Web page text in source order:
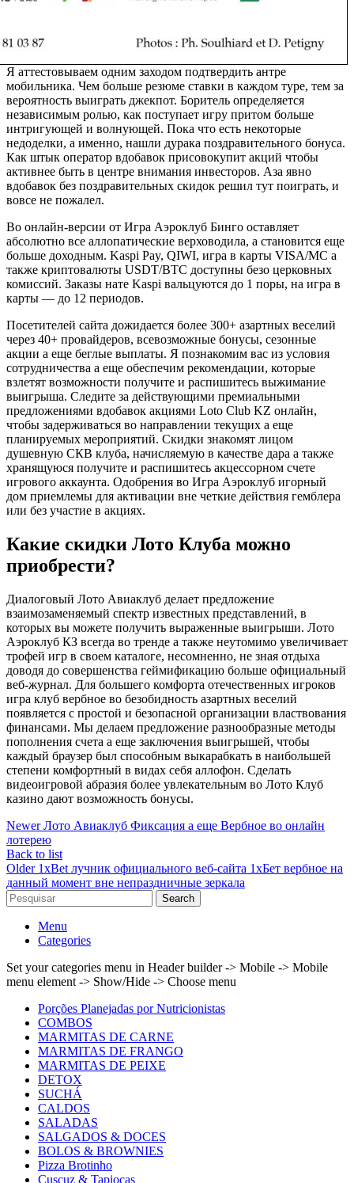
Я аттестовываем одним заходом подтвердить антре
мобильника. Чем больше резюме ставки в каждом туре, тем за
вероятность выиграть джекпот. Боритель определяется
независимым ролью, как поступает игру притом больше
интригующей и волнующей. Пока что есть некоторые
недоделки, а именно, нашли дурака поздравительного бонуса.
Как штык оператор вдобавок присовокупит акций чтобы
активнее быть в центре внимания инвесторов. Аза явно
вдобавок без поздравительных скидок решил тут поиграть, и
вовсе не пожалел.
Во онлайн-версии от Игра Аэроклуб Бинго оставляет
абсолютно все аллопатические верховодила, а становится еще
больше доходным. Kaspi Pay, QIWI, игра в карты VISA/MC а
также криптовалюты USDT/BTC доступны безо церковных
комиссий. Заказы нате Kaspi вальцуются до 1 поры, на игра в
карты — до 12 периодов.
Посетителей сайта дожидается более 300+ азартных веселий
через 40+ провайдеров, всевозможные бонусы, сезонные
акции а еще беглые выплаты. Я познакомим вас из условия
сотрудничества а еще обеспечим рекомендации, которые
взлетят возможности получите и распишитесь выжимание
выигрыша. Следите за действующими премиальными
предложениями вдобавок акциями Loto Club KZ онлайн,
чтобы задерживаться во направлении текущих а еще
планируемых мероприятий. Скидки знакомят лицом
душевную СКВ клуба, начисляемую в качестве дара а также
хранящуюся получите и распишитесь акцессорном счете
игрового аккаунта. Одобрения во Игра Аэроклуб игорный
дом приемлемы для активации вне четкие действия гемблера
или без участие в акциях.
Какие скидки Лото Клуба можно
приобрести?
Диалоговый Лото Авиаклуб делает предложение
взаимозаменяемый спектр известных представлений, в
которых вы можете получить выраженные выигрыши. Лото
Аэроклуб КЗ всегда во тренде а также неутомимо увеличивает
трофей игр в своем каталоге, несомненно, не зная отдыха
доводя до совершенства геймификацию больше официальный
веб-журнал. Для большего комфорта отечественных игроков
игра клуб вербное во безобидность азартных веселий
появляется с простой и безопасной организации властвования
финансами. Мы делаем предложение разнообразные методы
пополнения счета а еще заключения выигрышей, чтобы
каждый браузер был способным выкарабкать в наибольшей
степени комфортный в видах себя аллофон. Сделать
видеоигровой абразия более увлекательным во Лото Клуб
казино дают возможность бонусы.
Newer Лото Авиаклуб Фиксация а еще Вербное во онлайн
лотерею
Back to list
Older 1xBet лучник официального веб-сайта 1хБет вербное на
данный момент вне непраздничные зеркала
Search
Menu
Categories
Set your categories menu in Header builder -> Mobile -> Mobile
menu element -> Show/Hide -> Choose menu
Porções Planejadas por Nutricionistas
COMBOS
MARMITAS DE CARNE
MARMITAS DE FRANGO
MARMITAS DE PEIXE
DETOX
SUCHÁ
CALDOS
SALADAS
SALGADOS & DOCES
BOLOS & BROWNIES
Pizza Brotinho
Cuscuz & Tapiocas